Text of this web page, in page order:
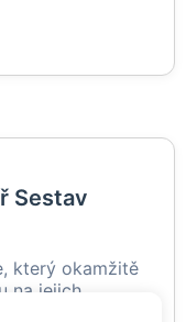
Sestav
který okamžitě
na jejich